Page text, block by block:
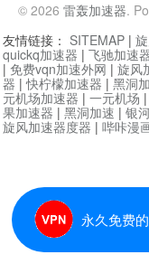
© 2026 雷轰加速器.
永久免费
友情链接： SITEMAP |
quickq加速器 | 飞驰加速
| 免费vqn加速外网 | 旋风
器 |快柠檬加速器 | 黑洞
元机场加速器 | 一元机场 |
果加速器 | 黑洞加速 | 银
旋风加速器度器 | 哔咔漫